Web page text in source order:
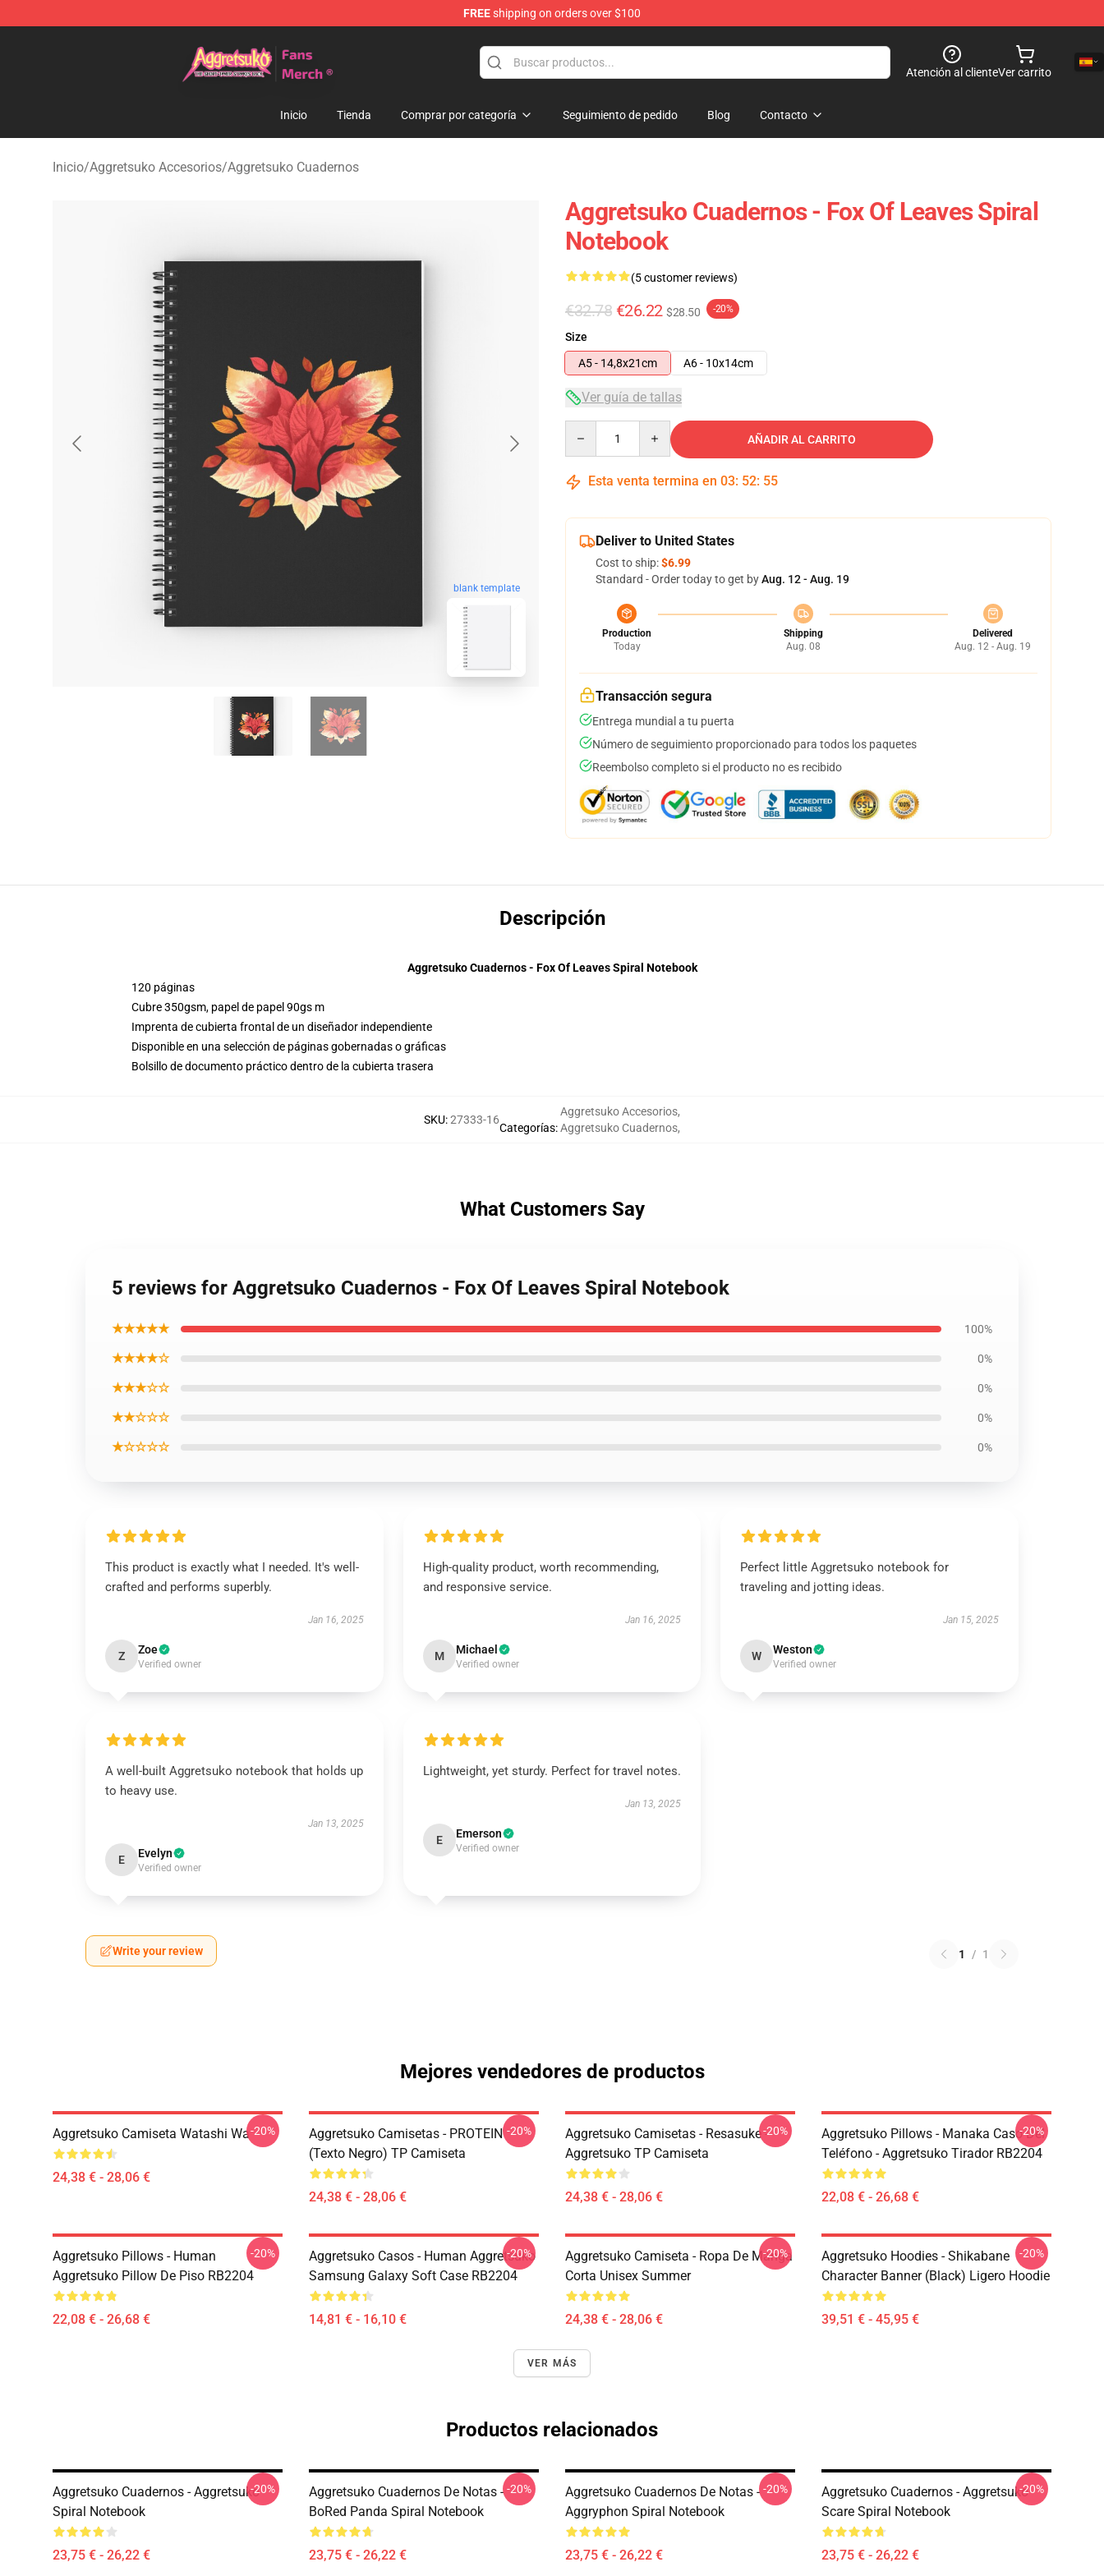
FREEshipping on orders over $100
Atención al clienteVer carrito
Inicio Tienda Comprar por categoría Seguimiento de pedido Blog Contacto
Inicio/Aggretsuko Accesorios/Aggretsuko Cuadernos
blank template
Aggretsuko Cuadernos - Fox Of Leaves Spiral
Notebook
(5 customer reviews)
€32.78 €26.22 $28.50 -20%
Size
A5 - 14,8x21cm
A6 - 10x14cm
Ver guía de tallas
AÑADIR AL CARRITO
Esta venta termina en 03: 52: 54
Deliver to United States
Cost to ship:$6.99
Standard - Order today to get byAug. 12 - Aug. 19
Production
Today
Shipping
Aug. 08
Delivered
Aug. 12 - Aug. 19
Transacción segura
Entrega mundial a tu puerta
Número de seguimiento proporcionado para todos los paquetes
Reembolso completo si el producto no es recibido
Descripción
Aggretsuko Cuadernos - Fox Of Leaves Spiral Notebook
120 páginas
Cubre 350gsm, papel de papel 90gs m
Imprenta de cubierta frontal de un diseñador independiente
Disponible en una selección de páginas gobernadas o gráficas
Bolsillo de documento práctico dentro de la cubierta trasera
SKU:27333-16
Categorías:
Aggretsuko Accesorios,
Aggretsuko Cuadernos,
What Customers Say
5 reviews for Aggretsuko Cuadernos - Fox Of Leaves Spiral Notebook
★★★★★ 100%
★★★★☆ 0%
★★★☆☆ 0%
★★☆☆☆ 0%
★☆☆☆☆ 0%
This product is exactly what I needed. It's well-
crafted and performs superbly.
Jan 16, 2025
Z Zoe
Verified owner
High-quality product, worth recommending,
and responsive service.
Jan 16, 2025
M Michael
Verified owner
Perfect little Aggretsuko notebook for
traveling and jotting ideas.
Jan 15, 2025
W Weston
Verified owner
A well-built Aggretsuko notebook that holds up
to heavy use.
Jan 13, 2025
E Evelyn
Verified owner
Lightweight, yet sturdy. Perfect for travel notes.
Jan 13, 2025
E Emerson
Verified owner
Write your review 1 / 1
Mejores vendedores de productos
Aggretsuko Camiseta Watashi Wa
24,38 € - 28,06 €
-20%
Aggretsuko Camisetas - PROTEIN
(texto Negro) TP Camiseta
24,38 € - 28,06 €
-20%
Aggretsuko Camisetas - Resasuke -
Aggretsuko TP Camiseta
24,38 € - 28,06 €
-20%
Aggretsuko Pillows - Manaka Caso Del
Teléfono - Aggretsuko Tirador RB2204
22,08 € - 26,68 €
-20%
Aggretsuko Pillows - Human
Aggretsuko Pillow De Piso RB2204
22,08 € - 26,68 €
-20%
Aggretsuko Casos - Human Aggretsuko
Samsung Galaxy Soft Case RB2204
14,81 € - 16,10 €
-20%
Aggretsuko Camiseta - Ropa De Manga
Corta Unisex Summer
24,38 € - 28,06 €
-20%
Aggretsuko Hoodies - Shikabane
Character Banner (Black) Ligero Hoodie
39,51 € - 45,95 €
-20%
VER MÁS
Productos relacionados
Aggretsuko Cuadernos - Aggretsuko
Spiral Notebook
23,75 € - 26,22 €
-20%
Aggretsuko Cuadernos De Notas -
BoRed Panda Spiral Notebook
23,75 € - 26,22 €
-20%
Aggretsuko Cuadernos De Notas -
Aggryphon Spiral Notebook
23,75 € - 26,22 €
-20%
Aggretsuko Cuadernos - Aggretsuko
Scare Spiral Notebook
23,75 € - 26,22 €
-20%